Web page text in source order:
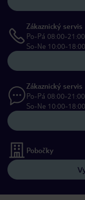
Zákaznický servis
Po-Pá 08:00-
So-Ne 10:00-18:00
Zákaznický servis
Po-Pá 08:00-
So-Ne 10:00-18:00
Pobočky